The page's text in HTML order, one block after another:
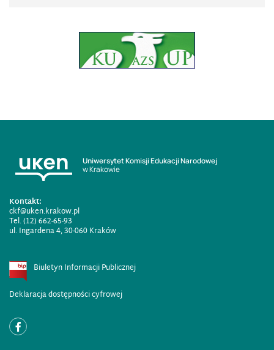
Uniwersytet Komisji Edukacji Narodowej
w Krakowie
Kontakt:
ckf@uken.krakow.pl
Tel. (12) 662-65-93
ul. Ingardena 4, 30-060 Kraków
Biuletyn Informacji Publicznej
Deklaracja dostępności cyfrowej